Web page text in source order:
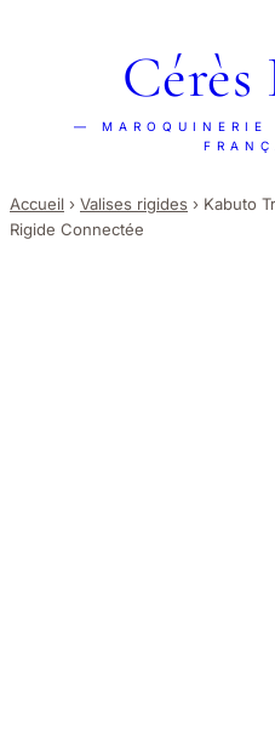
Cérès
— MAROQUINERIE
Accueil › Valises rigides › Kabuto
Rigide Connectée